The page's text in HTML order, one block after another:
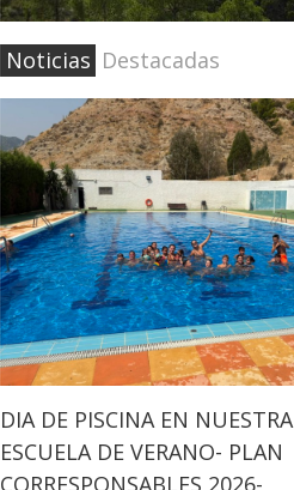
Noticias Destacadas
DIA DE PISCINA EN NUESTRA
ESCUELA DE VERANO- PLAN
CORRESPONSABLES 2026-